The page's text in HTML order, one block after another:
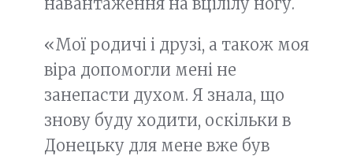
«Мої родичі і друзі, а також моя
віра допомогли мені не
занепасти духом. Я знала, що
знову буду ходити, оскільки в
Донецьку для мене вже був